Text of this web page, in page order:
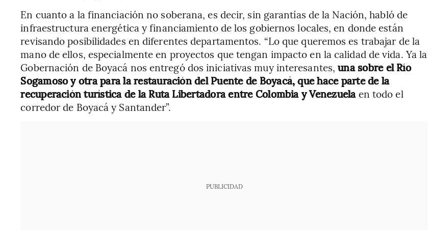
En cuanto a la financiación no soberana, es decir, sin garantías de la Nación, habló de
infraestructura energética y financiamiento de los gobiernos locales, en donde están
revisando posibilidades en diferentes departamentos. “Lo que queremos es trabajar de la
mano de ellos, especialmente en proyectos que tengan impacto en la calidad de vida. Ya la
Gobernación de Boyacá nos entregó dos iniciativas muy interesantes,una sobre el Río
Sogamoso y otra para la restauración del Puente de Boyacá, que hace parte de la
recuperación turística de la Ruta Libertadora entre Colombia y Venezuelaen todo el
corredor de Boyacá y Santander”.
PUBLICIDAD